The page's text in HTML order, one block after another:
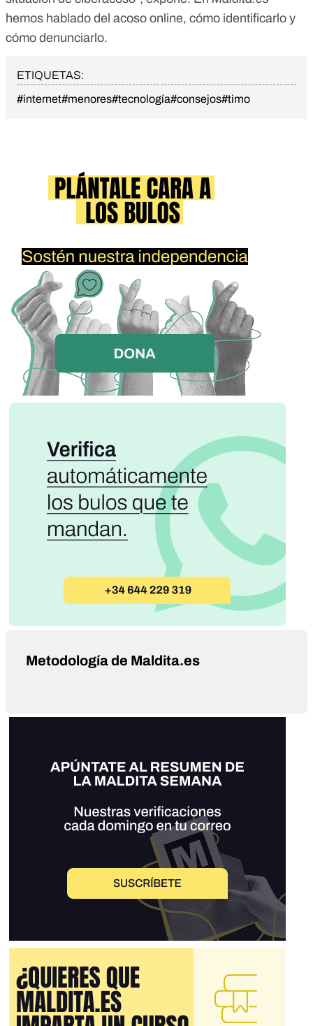
hemos hablado del acoso online, cómo identificarlo y
cómo denunciarlo.
ETIQUETAS:
#internet#menores#tecnología#consejos#timo
Metodología de Maldita.es